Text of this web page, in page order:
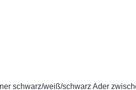
schwarz/weiß/schwarz Ader